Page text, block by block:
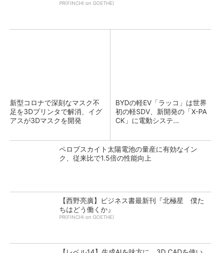
PR(FINCHI on GOETHE)
新型コロナで深刻なマスク不
足を3Dプリンタで解消、イグ
アスが3Dマスクを開発
BYDの軽EV「ラッコ」は世界
初の軽SDV、新開発の「X-PA
CK」に電動システ...
ペロブスカイト太陽電池の量産に有効なイン
ク、従来比で1.5倍の性能向上
【西野亮廣】ビジネス書最新刊『北極星 僕た
ちはどう働くか』
PR(FINCHI on GOETHE)